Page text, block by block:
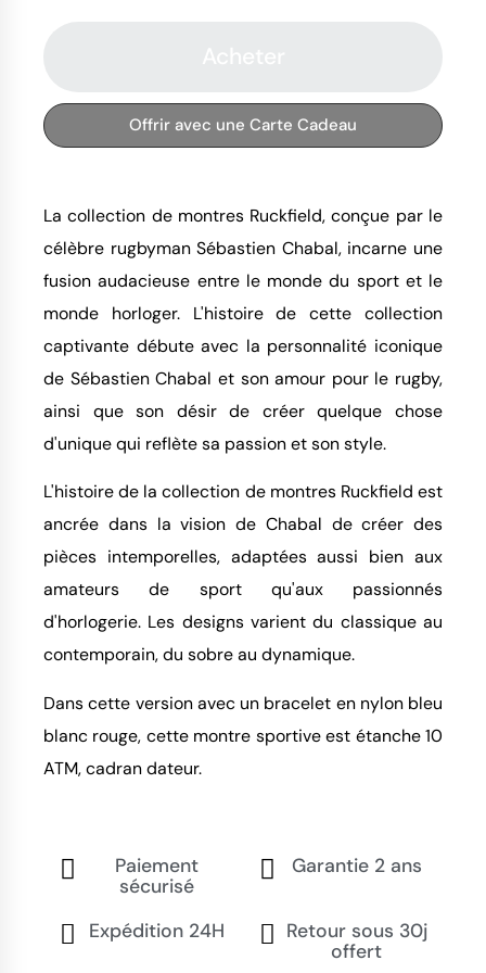
Offrir avec une Carte Cadeau
La collection de montres Ruckfield, conçue par le
célèbre rugbyman Sébastien Chabal, incarne une
fusion audacieuse entre le monde du sport et le
monde horloger. L'histoire de cette collection
captivante débute avec la personnalité iconique
de Sébastien Chabal et son amour pour le rugby,
ainsi que son désir de créer quelque chose
d'unique qui reflète sa passion et son style.
L'histoire de la collection de montres Ruckfield est
ancrée dans la vision de Chabal de créer des
pièces intemporelles, adaptées aussi bien aux
amateurs de sport qu'aux passionnés
d'horlogerie. Les designs varient du classique au
contemporain, du sobre au dynamique.
Dans cette version avec un bracelet en nylon bleu
blanc rouge, cette montre sportive est étanche 10
ATM, cadran dateur.
Paiement
sécurisé
Garantie 2 ans
Expédition 24H
Retour sous 30j
offert